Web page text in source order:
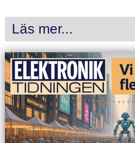
Läs mer...